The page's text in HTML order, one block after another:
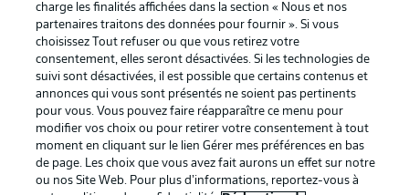
services
Mentions Légales Gérer mes préférences
Déclaration de
confidentialité
Diffuseurs
Travaux Contact
Joueurs
charge les finalités affichées dans la section « Nous et nos
partenaires traitons des données pour fournir ». Si vous
choisissez Tout refuser ou que vous retirez votre
consentement, elles seront désactivées. Si les technologies de
suivi sont désactivées, il est possible que certains contenus et
annonces qui vous sont présentés ne soient pas pertinents
pour vous. Vous pouvez faire réapparaître ce menu pour
modifier vos choix ou pour retirer votre consentement à tout
moment en cliquant sur le lien Gérer mes préférences en bas
de page. Les choix que vous avez fait aurons un effet sur notre
ou nos Site Web. Pour plus d’informations, reportez-vous à